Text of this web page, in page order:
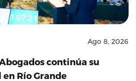
Ago 8, 2026
continúa su
Río Grande